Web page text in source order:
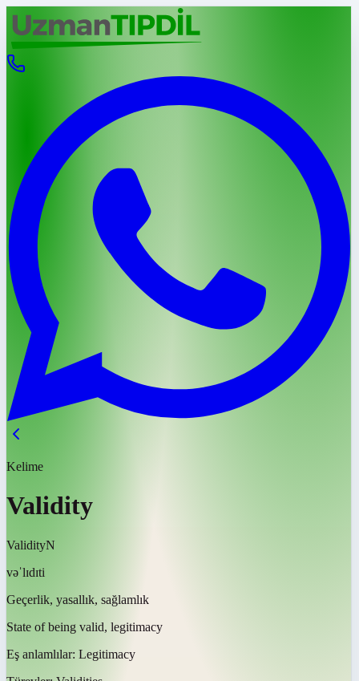
Kelime
Validity
ValidityN
vəˈlɪdɪti
Geçerlik, yasallık, sağlamlık
State of being valid, legitimacy
Eş anlamlılar: Legitimacy